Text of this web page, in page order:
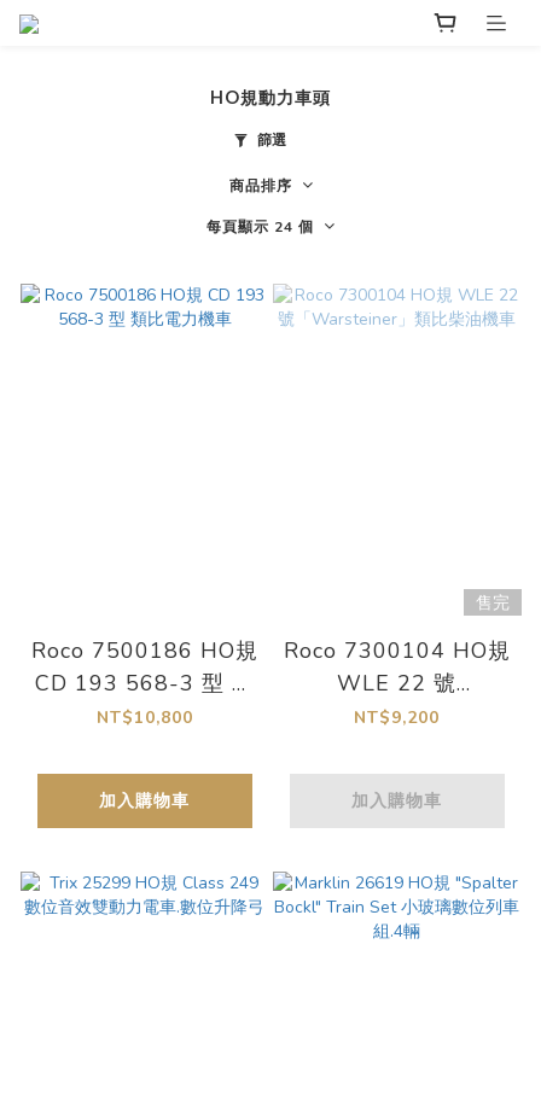
HO規動力車頭
篩選
商品排序
每頁顯示 24 個
Roco 7500186 HO規
CD 193 568-3 型 類
比電力機車
NT$10,800
加入購物車
售完
Roco 7300104 HO規
WLE 22 號
「Warsteiner」類比
NT$9,200
加入購物車